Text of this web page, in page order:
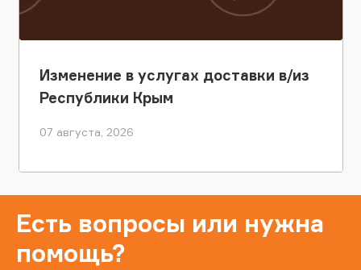
Изменение в услугах доставки в/из
Республики Крым
07 августа, 2026
Есть вопросы или нужна
помощь?